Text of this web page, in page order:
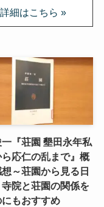
ロコースト
ぶ
戦争
～冷戦後の国際
『荘園 墾田永年私
応仁の乱まで』概
～荘園から見る日
院と荘園の関係を
もおすすめ